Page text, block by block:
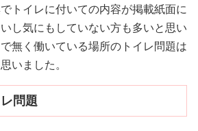
トイレに付いての内容が掲載紙面に
し気にもしていない方も多いと思い
無く働いている場所のトイレ問題は
いました。
問題